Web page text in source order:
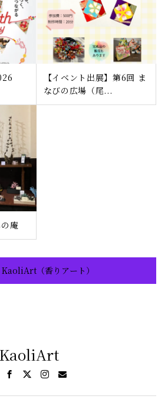
【イベント出展】第6回 ま
なびの広場（尾...
庵
（香りアート）
KaoliArt